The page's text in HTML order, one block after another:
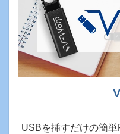
USBを挿すだけの簡